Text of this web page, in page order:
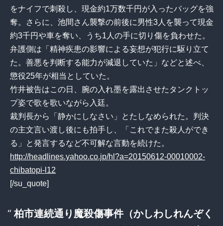
をナイフで刺殺し、現金約1万数千円が入ったバッグを強
奪。さらに、池間さん襲撃の前後に男性3人を襲って現金
約3千円や車を奪い、うち1人の手に切り傷を負わせた。
弁護側は「精神疾患の影響による妄想が犯行に駆り立て
た。善悪を判断する能力が減退していた」などと述べ、
懲役25年が相当としていた。
竹井被告はこの日、腕の入れ墨を露出させたタンクトッ
プ姿で歌を歌いながら入廷。
裁判長から「静かにしなさい」とたしなめられた。判決
の主文言い渡し後にも拍手し、「これでまた殺人ができ
る」と発言するなど不可解な言動を続けた。
http://headlines.yahoo.co.jp/hl?a=20150612-00010002-
chibatopi-l12
[/su_quote]
柏市連続通り魔殺傷事件（かしわしれんぞく